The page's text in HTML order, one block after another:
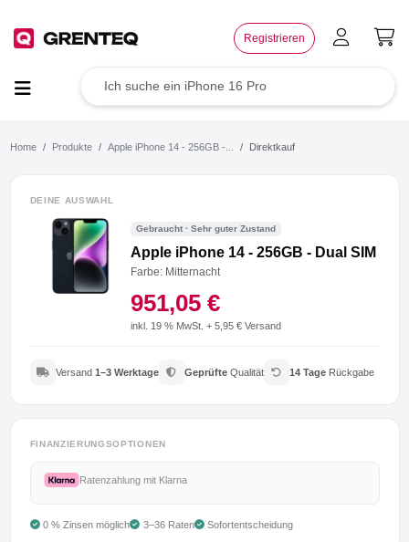
×
TOP Angebote
Wie funktioniert das?
Rücksendung
Der Umwelt zuliebe
Für dein Business
AGB
Registrieren
Home Produkte Apple iPhone 14 - 256GB -... Direktkauf
DEINE AUSWAHL
Gebraucht · Sehr guter Zustand
Apple iPhone 14 - 256GB - Dual SIM
Farbe: Mitternacht
951,05 €
inkl. 19 % MwSt. + 5,95 € Versand
Versand 1–3 Werktage GeprüfteQualität 14 TageRückgabe
FINANZIERUNGSOPTIONEN
Ratenzahlung mit Klarna
0 % Zinsen möglich 3–36 Raten Sofortentscheidung